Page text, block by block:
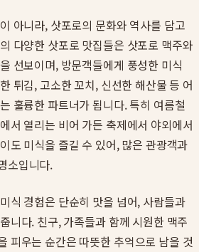
아니라, 삿포로의 문화와 역사를 담고
다양한 삿포로 맛집들은 삿포로 맥주와
선보이며, 방문객들에게 풍성한 미식
튀김, 고소한 꼬치, 신선한 해산물 등 어
훌륭한 파트너가 됩니다. 특히 여름철
서 열리는 비어 가든 축제에서 야외에서
도 미식을 즐길 수 있어, 많은 관광객과
소입니다.
식 경험은 단순히 맛을 넘어, 사람들과
니다. 친구, 가족들과 함께 시원한 맥주
피우는 순간은 따뜻한 추억으로 남을 것